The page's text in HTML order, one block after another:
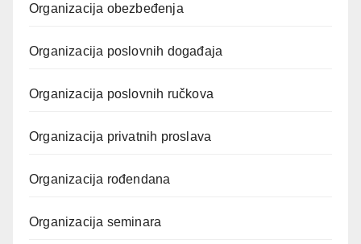
Organizacija obezbeđenja
Organizacija poslovnih događaja
Organizacija poslovnih ručkova
Organizacija privatnih proslava
Organizacija rođendana
Organizacija seminara